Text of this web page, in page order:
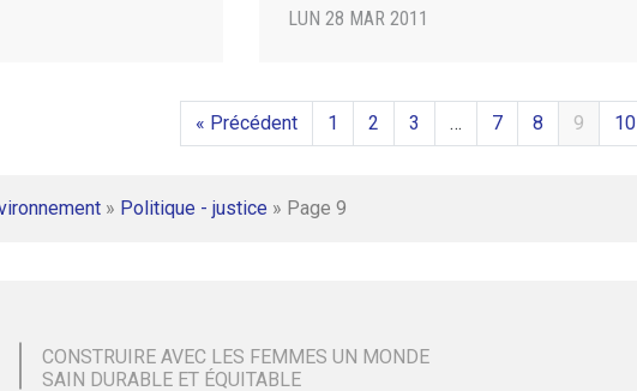
LUN 28 MAR 2011
« Précédent 1 2 3 … 7 8 9 10
» Politique - justice » Page 9
CONSTRUIRE AVEC LES FEMMES UN MONDE
SAIN DURABLE ET ÉQUITABLE